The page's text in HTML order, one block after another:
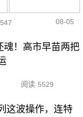
08-05
魂！高市早苗两把
阅读 5529
这波操作，连特